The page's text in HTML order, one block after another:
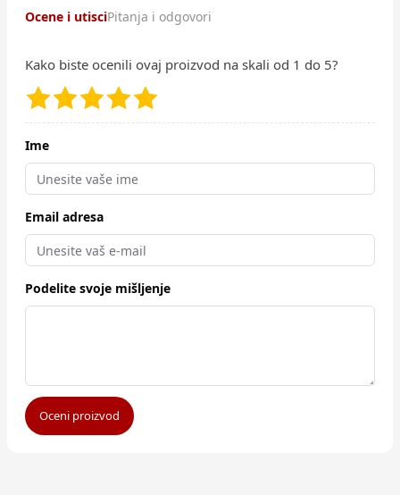
Ocene i utisciPitanja i odgovori
Kako biste ocenili ovaj proizvod na skali od 1 do 5?
Ime
Email adresa
Podelite svoje mišljenje
Oceni proizvod